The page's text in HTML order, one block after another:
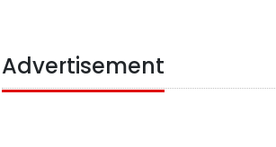
Advertisement